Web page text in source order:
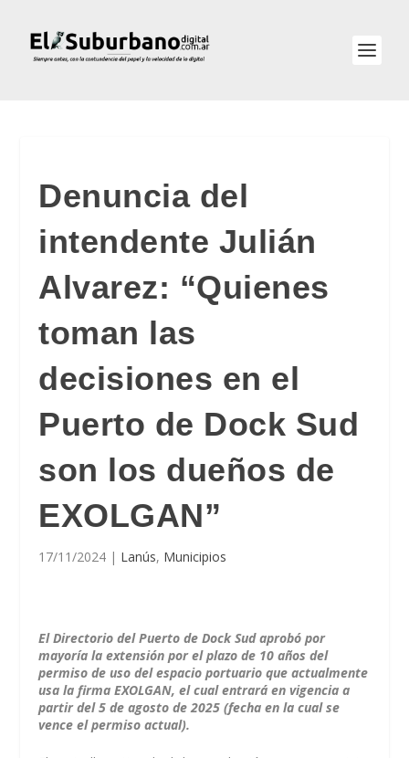
Denuncia del
intendente Julián
Alvarez: “Quienes
toman las
decisiones en el
Puerto de Dock Sud
son los dueños de
EXOLGAN”
17/11/2024 | Lanús, Municipios
El Directorio del Puerto de Dock Sud aprobó por
mayoría la extensión por el plazo de 10 años del
permiso de uso del espacio portuario que actualmente
usa la firma EXOLGAN, el cual entrará en vigencia a
partir del 5 de agosto de 2025 (fecha en la cual se
vence el permiso actual).